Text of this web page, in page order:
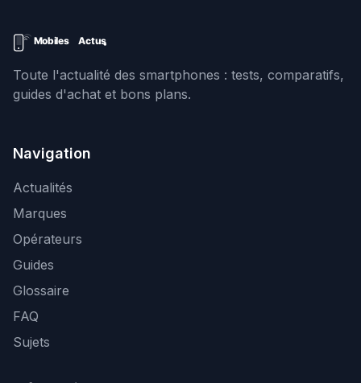
Toute l'actualité des smartphones : tests, comparatifs,
guides d'achat et bons plans.
Navigation
Actualités
Marques
Opérateurs
Guides
Glossaire
FAQ
Sujets